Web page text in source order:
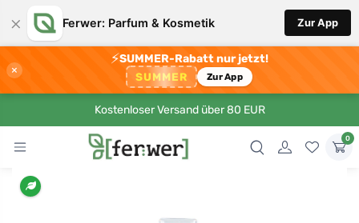
× Ferwer: Parfum & Kosmetik Zur App
×
⚡SUMMER-Rabatt nur jetzt!
SUMMER Zur App
Kostenloser Versand über 80 EUR
0